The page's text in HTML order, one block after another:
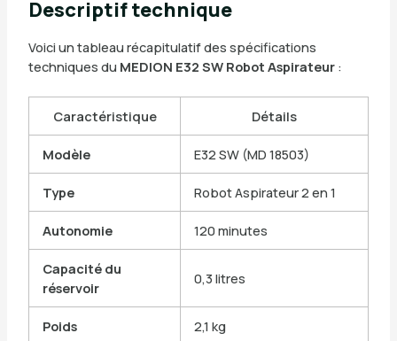
Descriptif technique
Voici un tableau récapitulatif des spécifications
techniques du MEDION E32 SW Robot Aspirateur:
Caractéristique Détails
Modèle E32 SW (MD 18503)
Type Robot Aspirateur 2 en 1
Autonomie 120 minutes
Capacité du
réservoir
0,3 litres
Poids 2,1 kg